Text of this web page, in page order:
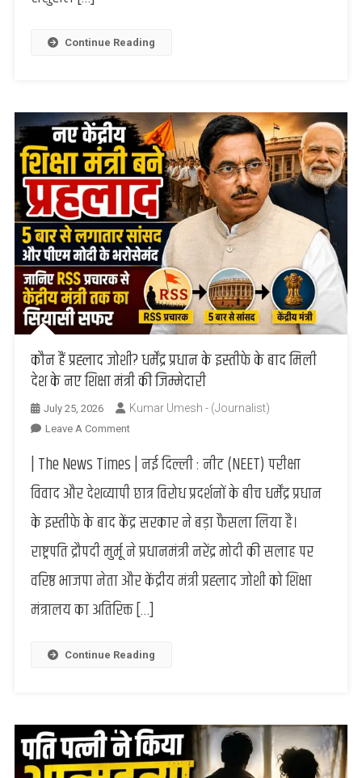
हत्या
Continue Reading
कौन हैं प्रह्लाद जोशी? धर्मेंद्र प्रधान के इस्तीफे के बाद मिली
देश के नए शिक्षा मंत्री की जिम्मेदारी
July 25, 2026 Kumar Umesh - (Journalist)
Leave A CommentOn
हैं
जोशी?
धर्मेंद्र
के
इस्तीफे
बाद
देश
मंत्री
की
जिम्मेदारी
| The News Times | नई दिल्ली : नीट (NEET) परीक्षा
विवाद और देशव्यापी छात्र विरोध प्रदर्शनों के बीच धर्मेंद्र प्रधान
के इस्तीफे के बाद केंद्र सरकार ने बड़ा फैसला लिया है।
राष्ट्रपति द्रौपदी मुर्मू ने प्रधानमंत्री नरेंद्र मोदी की सलाह पर
वरिष्ठ भाजपा नेता और केंद्रीय मंत्री प्रह्लाद जोशी को शिक्षा
मंत्रालय का अतिरिक्त […]
Continue Reading